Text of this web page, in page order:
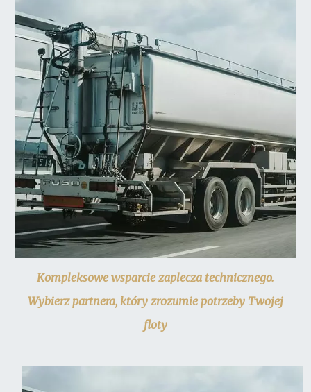
Kompleksowe wsparcie zaplecza technicznego.
Wybierz partnera, który zrozumie potrzeby Twojej
floty